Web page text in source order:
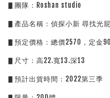
▋團隊：Roshan studio
▋產品名稱：偵探小新 尋找光
▋預定價格：總價2570，定金
▋尺寸：高22.寬13.深13
▋預計出貨時間：2022第三季